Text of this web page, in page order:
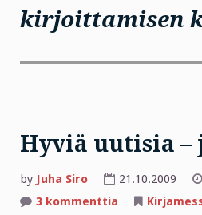
kirjoittamisen
Hyviä uutisia –
by Juha Siro 21.10.2009
3 kommenttia artikkeliin